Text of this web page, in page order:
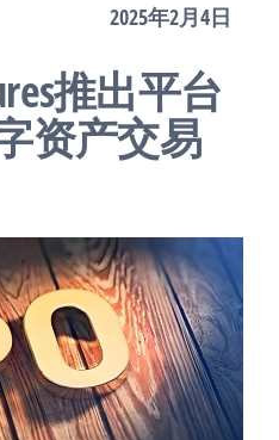
2025年2月4日
推出平台
资产交易